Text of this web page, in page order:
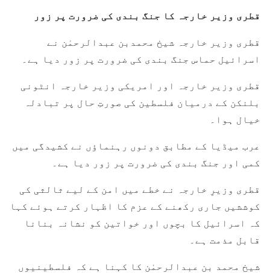
قطری وزیر خارجہ کا جنگ بندی کی ضرورت پر زور
قطری وزیر خارجہ شیخ محمدبن عبدالرحمٰن نے
اسرائیل حماس جنگ بندی کی ضرورت پر زور دیا ہے۔
قطری وزیر خارجہ اور امریکی وزیر خارجہ انٹونی
بلنکن کے درمیان فلسطین کی صورتِ حال پر تبادلہ
خیال ہوا۔
عرب میڈیا کے مطابق دونوں رہنماؤں نے کشیدگی میں
کمی اور جنگ بندی کی ضرورت پر زور دیا ہے۔
قطری وزیرِ خارجہ نے خطے میں امن کے لیے ثالثی کی
کوششیں جاری رکھنے کے عزم کا اظہار کرتے ہوئے کہا
کہ اسرائیل کا بچوں اور خواتین کو نشانہ بنانا
قابل مذمت ہے۔
شیخ محمد بن عبدالرحمٰن کا کہنا ہے کہ فلسطینیوں